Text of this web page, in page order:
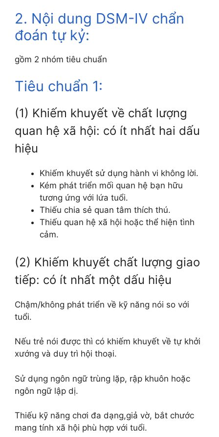
2. Nội dung DSM-IV chẩn
đoán tự kỷ:
gồm 2 nhóm tiêu chuẩn
Tiêu chuẩn 1:
(1) Khiếm khuyết về chất lượng
quan hệ xã hội: có ít nhất hai dấu
hiệu
Khiếm khuyết sử dụng hành vi không lời.
Kém phát triển mối quan hệ bạn hữu
tương ứng với lứa tuổi.
Thiếu chia sẻ quan tâm thích thú.
Thiếu quan hệ xã hội hoặc thể hiện tình
cảm.
(2) Khiếm khuyết chất lượng giao
tiếp: có ít nhất một dấu hiệu
Chậm/không phát triển về kỹ năng nói so với
tuổi.
Nếu trẻ nói được thì có khiếm khuyết về tự khởi
xướng và duy trì hội thoại.
Sử dụng ngôn ngữ trùng lặp, rập khuôn hoặc
ngôn ngữ lập dị.
Thiếu kỹ năng chơi đa dạng,giả vờ, bắt chước
mang tính xã hội phù hợp với tuổi.